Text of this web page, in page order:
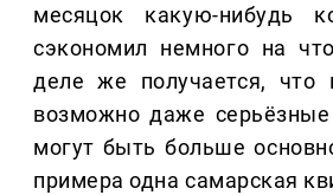
месяцок какую-нибудь
сэкономил немного на
деле же получается, что
возможно даже
могут быть больше
примера одна самарская